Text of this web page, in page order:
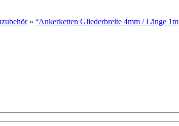
» °Ankerketten Gliederbreite 4mm / Länge 1m